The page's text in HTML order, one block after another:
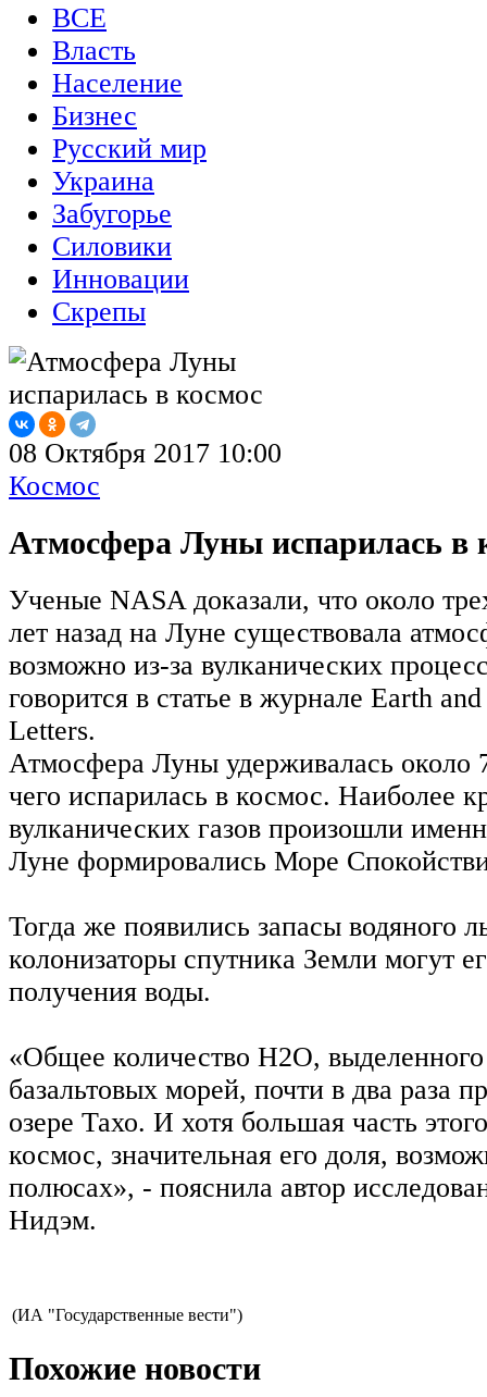
ВСЕ
Власть
Население
Бизнес
Русский мир
Украина
Забугорье
Силовики
Инновации
Скрепы
08 Октября 2017 10:00
Космос
Атмосфера Луны испарилась в
Ученые NASA доказали, что около
лет назад на Луне существовала
возможно из‐за вулканических
говорится в статье в журнале Earth
Letters.
Атмосфера Луны удерживалась около
чего испарилась в космос. Наиболее
вулканических газов произошли
Луне формировались Море
Тогда же появились запасы водяного
колонизаторы спутника Земли могут
получения воды.
«Общее количество H2O,
базальтовых морей, почти в два раза
озере Тахо. И хотя большая часть
космос, значительная его доля,
полюсах», - пояснила автор
Нидэм.
(ИА "Государственные вести")
Похожие новости